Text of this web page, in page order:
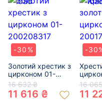
-30%
Золотий хрестик з
цирконом 01-
200208317
16 632 ₴
11 616 ₴
-
16
11